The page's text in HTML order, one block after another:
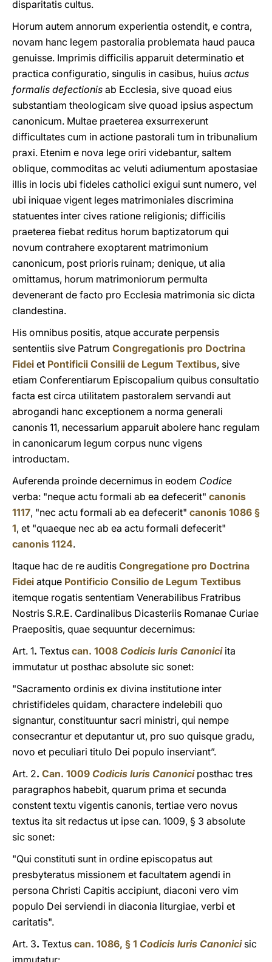
disparitatis cultus.
Horum autem annorum experientia ostendit, e contra,
novam hanc legem pastoralia problemata haud pauca
genuisse. Imprimis difficilis apparuit determinatio et
practica configuratio, singulis in casibus, huius actus
formalis defectionis ab Ecclesia, sive quoad eius
substantiam theologicam sive quoad ipsius aspectum
canonicum. Multae praeterea exsurrexerunt
difficultates cum in actione pastorali tum in tribunalium
praxi. Etenim e nova lege oriri videbantur, saltem
oblique, commoditas ac veluti adiumentum apostasiae
illis in locis ubi fideles catholici exigui sunt numero, vel
ubi iniquae vigent leges matrimoniales discrimina
statuentes inter cives ratione religionis; difficilis
praeterea fiebat reditus horum baptizatorum qui
novum contrahere exoptarent matrimonium
canonicum, post prioris ruinam; denique, ut alia
omittamus, horum matrimoniorum permulta
devenerant de facto pro Ecclesia matrimonia sic dicta
clandestina.
His omnibus positis, atque accurate perpensis
sententiis sive Patrum Congregationis pro Doctrina
Fidei et Pontificii Consilii de Legum Textibus, sive
etiam Conferentiarum Episcopalium quibus consultatio
facta est circa utilitatem pastoralem servandi aut
abrogandi hanc exceptionem a norma generali
canonis 11, necessarium apparuit abolere hanc regulam
in canonicarum legum corpus nunc vigens
introductam.
Auferenda proinde decernimus in eodem Codice
verba: "neque actu formali ab ea defecerit" canonis
1117, "nec actu formali ab ea defecerit" canonis 1086 §
1, et "quaeque nec ab ea actu formali defecerit"
canonis 1124.
Itaque hac de re auditis Congregatione pro Doctrina
Fidei atque Pontificio Consilio de Legum Textibus
itemque rogatis sententiam Venerabilibus Fratribus
Nostris S.R.E. Cardinalibus Dicasteriis Romanae Curiae
Praepositis, quae sequuntur decernimus:
Art. 1. Textus can. 1008 Codicis Iuris Canoniciita
immutatur ut posthac absolute sic sonet:
"Sacramento ordinis ex divina institutione inter
christifideles quidam, charactere indelebili quo
signantur, constituuntur sacri ministri, qui nempe
consecrantur et deputantur ut, pro suo quisque gradu,
novo et peculiari titulo Dei populo inserviant”.
Art. 2. Can. 1009 Codicis Iuris Canoniciposthac tres
paragraphos habebit, quarum prima et secunda
constent textu vigentis canonis, tertiae vero novus
textus ita sit redactus ut ipse can. 1009, § 3 absolute
sic sonet:
"Qui constituti sunt in ordine episcopatus aut
presbyteratus missionem et facultatem agendi in
persona Christi Capitis accipiunt, diaconi vero vim
populo Dei serviendi in diaconia liturgiae, verbi et
caritatis".
Art. 3. Textus can. 1086, § 1 Codicis Iuris Canonicisic
immutatur: